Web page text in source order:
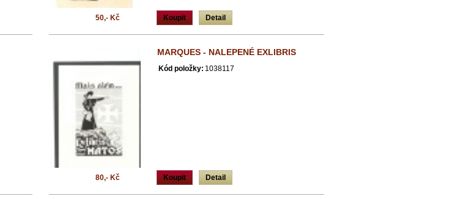
Koupit Detail
50,- Kč
MARQUES - NALEPENÉ EXLIBRIS
Kód položky: 1038117
Koupit Detail
80,- Kč